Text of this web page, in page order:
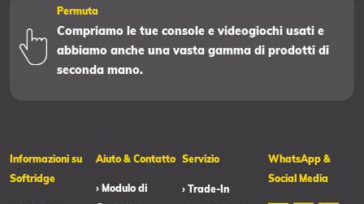
Permuta
Compriamo le tue console e videogiochi usati e
abbiamo anche una vasta gamma di prodotti di
seconda mano.
Informazioni su
Softridge
Aiuto & Contatto
› Modulo di
Servizio
› Trade-In
WhatsApp &
Social Media